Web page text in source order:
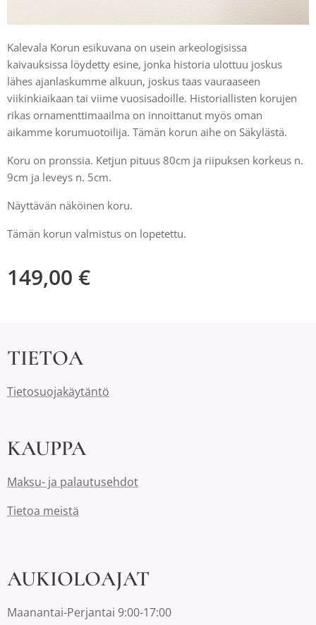
Kalevala Korun esikuvana on usein arkeologisissa
kaivauksissa löydetty esine, jonka historia ulottuu joskus
lähes ajanlaskumme alkuun, joskus taas vauraaseen
viikinkiaikaan tai viime vuosisadoille. Historiallisten korujen
rikas ornamenttimaailma on innoittanut myös oman
aikamme korumuotoilija. Tämän korun aihe on Säkylästä.
Koru on pronssia. Ketjun pituus 80cm ja riipuksen korkeus n.
9cm ja leveys n. 5cm.
Näyttävän näköinen koru.
Tämän korun valmistus on lopetettu.
149,00 €
TIETOA
Tietosuojakäytäntö
KAUPPA
Maksu- ja palautusehdot
Tietoa meistä
AUKIOLOAJAT
Maanantai-Perjantai 9:00-17:00